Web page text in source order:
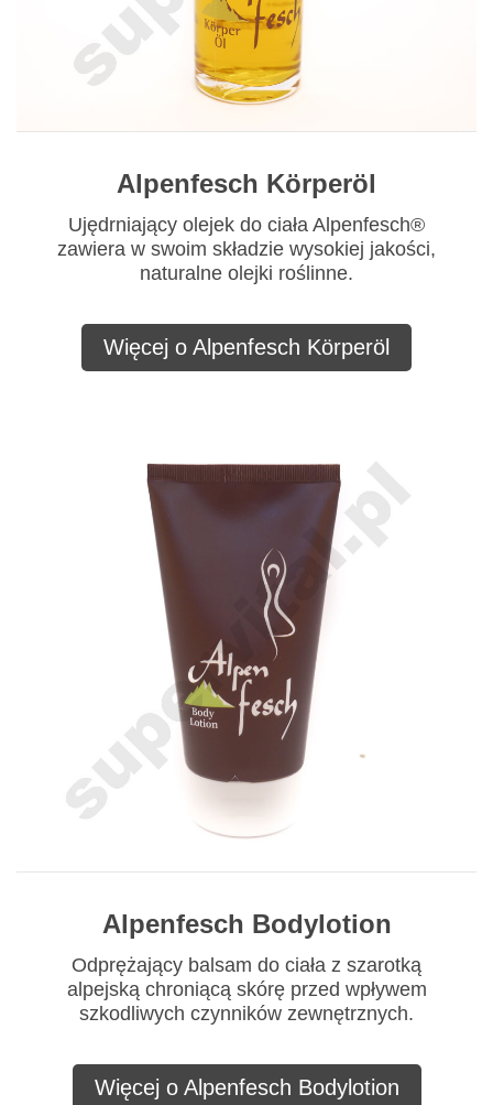
Alpenfesch Körperöl
Ujędrniający olejek do ciała Alpenfesch®
zawiera w swoim składzie wysokiej jakości,
naturalne olejki roślinne.
Więcej o Alpenfesch Körperöl
Alpenfesch Bodylotion
Odprężający balsam do ciała z szarotką
alpejską chroniącą skórę przed wpływem
szkodliwych czynników zewnętrznych.
Więcej o Alpenfesch Bodylotion